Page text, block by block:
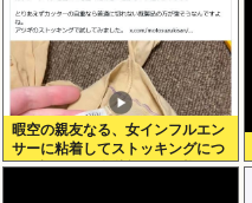
暇空の親友なる、女インフルエン
サーに粘着してストッキングにつ
いて語りだし嫌儲卿として格を見